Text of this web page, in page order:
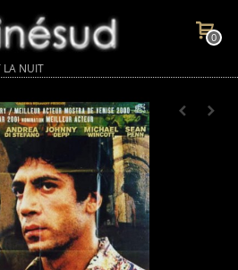
0
LA NUIT